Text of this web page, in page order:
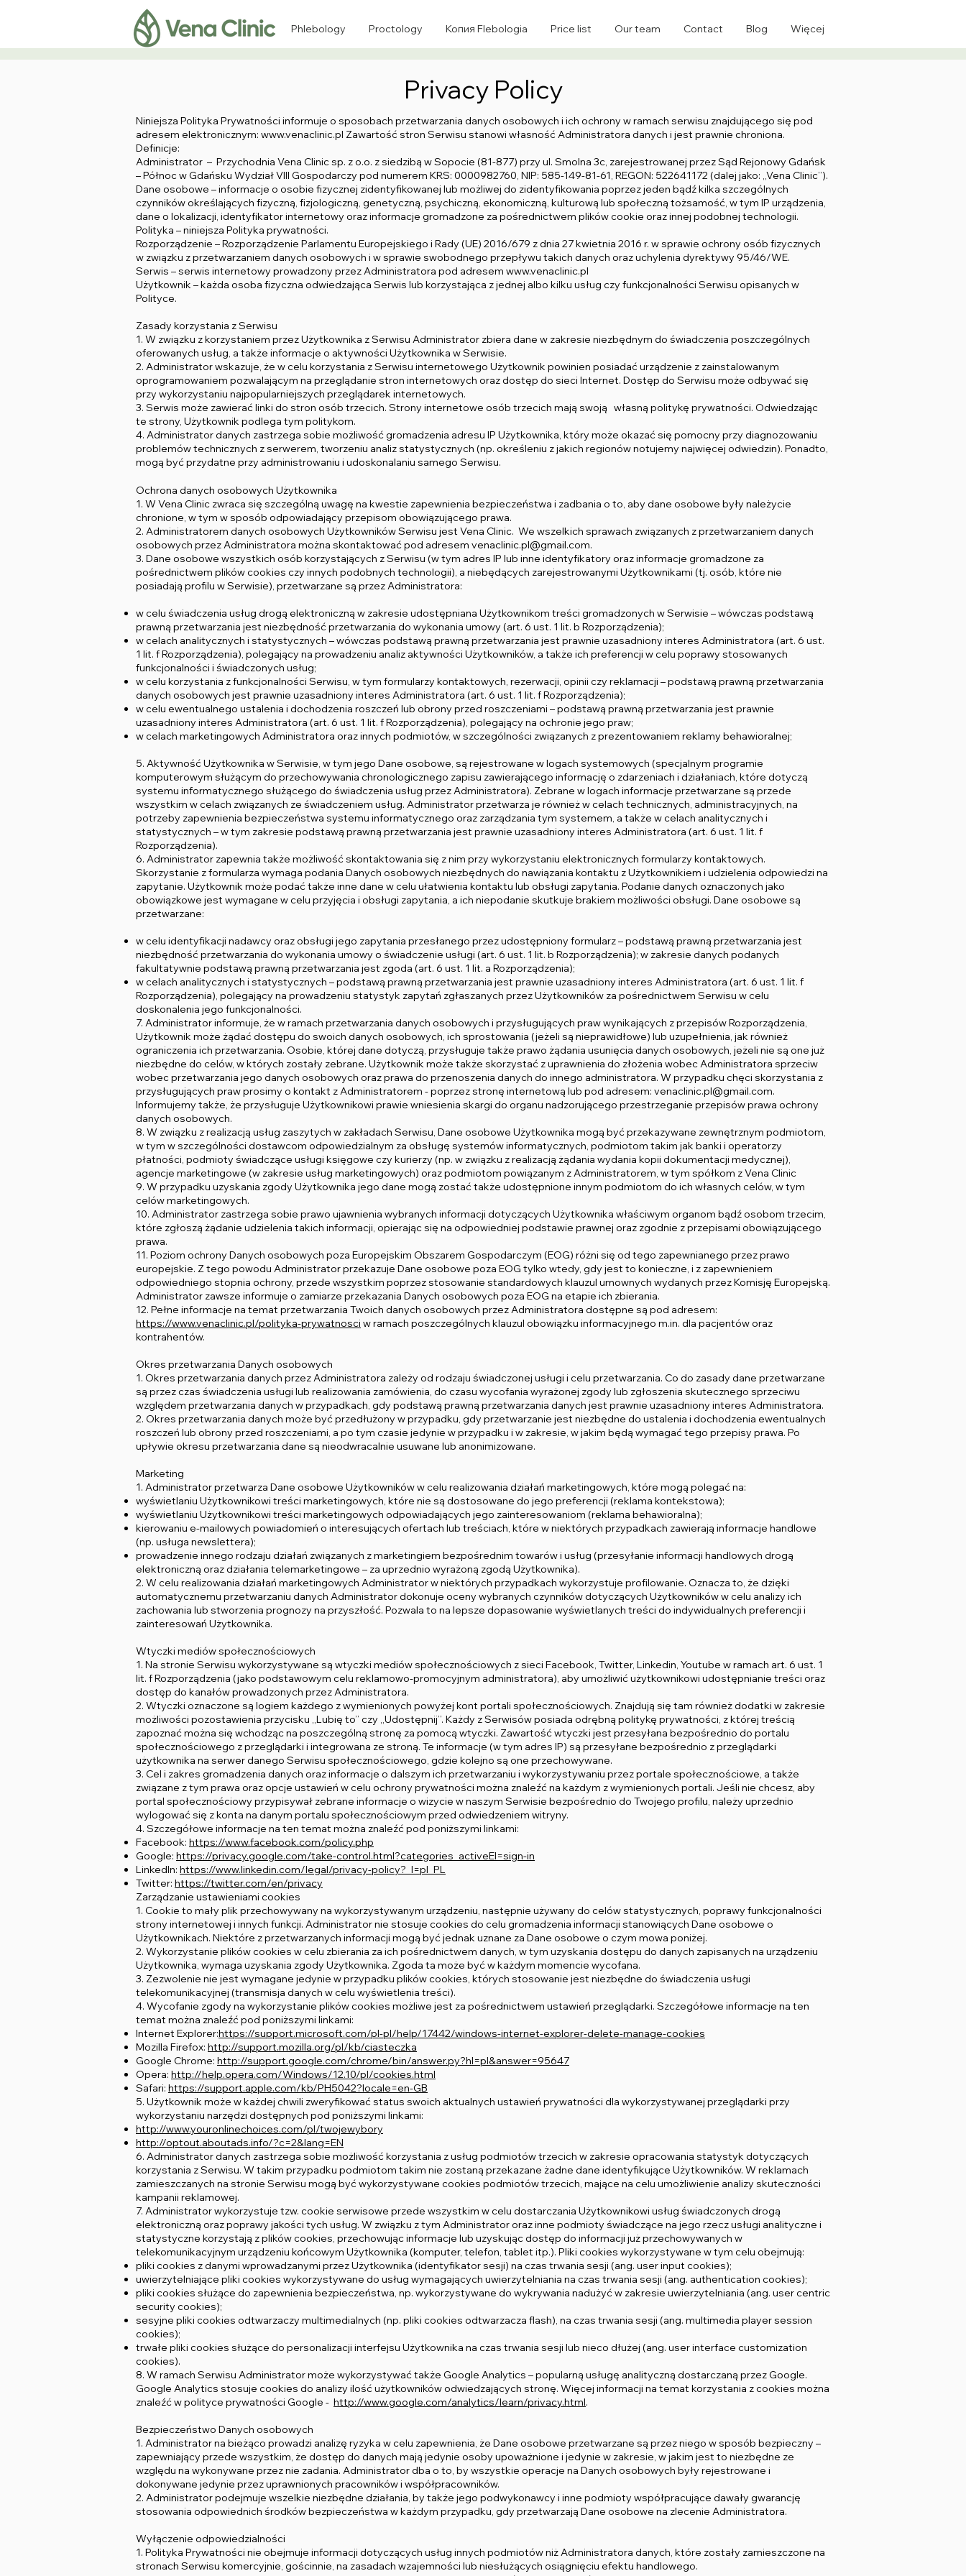
Phlebology Proctology Копия Flebologia Price list Our team Contact Blog Więcej
Privacy Policy
Niniejsza Polityka Prywatności informuje o sposobach przetwarzania danych osobowych i ich ochrony w ramach serwisu znajdującego się pod
adresem elektronicznym: www.venaclinic.pl Zawartość stron Serwisu stanowi własność Administratora danych i jest prawnie chroniona.
Definicje:
Administrator – Przychodnia Vena Clinic sp. z o.o. z siedzibą w Sopocie (81-877) przy ul. Smolna 3c, zarejestrowanej przez Sąd Rejonowy Gdańsk
– Północ w Gdańsku Wydział VIII Gospodarczy pod numerem KRS: 0000982760, NIP: 585-149-81-61, REGON: 522641172 (dalej jako: ,,Vena Clinic’’).
Dane osobowe – informacje o osobie fizycznej zidentyfikowanej lub możliwej do zidentyfikowania poprzez jeden bądź kilka szczególnych
czynników określających fizyczną, fizjologiczną, genetyczną, psychiczną, ekonomiczną, kulturową lub społeczną tożsamość, w tym IP urządzenia,
dane o lokalizacji, identyfikator internetowy oraz informacje gromadzone za pośrednictwem plików cookie oraz innej podobnej technologii.
Polityka – niniejsza Polityka prywatności.
Rozporządzenie – Rozporządzenie Parlamentu Europejskiego i Rady (UE) 2016/679 z dnia 27 kwietnia 2016 r. w sprawie ochrony osób fizycznych
w związku z przetwarzaniem danych osobowych i w sprawie swobodnego przepływu takich danych oraz uchylenia dyrektywy 95/46/WE.
Serwis – serwis internetowy prowadzony przez Administratora pod adresem www.venaclinic.pl
Użytkownik – każda osoba fizyczna odwiedzająca Serwis lub korzystająca z jednej albo kilku usług czy funkcjonalności Serwisu opisanych w
Polityce.
Zasady korzystania z Serwisu
1. W związku z korzystaniem przez Użytkownika z Serwisu Administrator zbiera dane w zakresie niezbędnym do świadczenia poszczególnych
oferowanych usług, a także informacje o aktywności Użytkownika w Serwisie.
2. Administrator wskazuje, że w celu korzystania z Serwisu internetowego Użytkownik powinien posiadać urządzenie z zainstalowanym
oprogramowaniem pozwalającym na przeglądanie stron internetowych oraz dostęp do sieci Internet. Dostęp do Serwisu może odbywać się
przy wykorzystaniu najpopularniejszych przeglądarek internetowych.
3. Serwis może zawierać linki do stron osób trzecich. Strony internetowe osób trzecich mają swoją własną politykę prywatności. Odwiedzając
te strony, Użytkownik podlega tym politykom.
4. Administrator danych zastrzega sobie możliwość gromadzenia adresu IP Użytkownika, który może okazać się pomocny przy diagnozowaniu
problemów technicznych z serwerem, tworzeniu analiz statystycznych (np. określeniu z jakich regionów notujemy najwięcej odwiedzin). Ponadto,
mogą być przydatne przy administrowaniu i udoskonalaniu samego Serwisu.
Ochrona danych osobowych Użytkownika
1. W Vena Clinic zwraca się szczególną uwagę na kwestie zapewnienia bezpieczeństwa i zadbania o to, aby dane osobowe były należycie
chronione, w tym w sposób odpowiadający przepisom obowiązującego prawa.
2. Administratorem danych osobowych Użytkowników Serwisu jest Vena Clinic. We wszelkich sprawach związanych z przetwarzaniem danych
osobowych przez Administratora można skontaktować pod adresem venaclinic.pl@gmail.com.
3. Dane osobowe wszystkich osób korzystających z Serwisu (w tym adres IP lub inne identyfikatory oraz informacje gromadzone za
pośrednictwem plików cookies czy innych podobnych technologii), a niebędących zarejestrowanymi Użytkownikami (tj. osób, które nie
posiadają profilu w Serwisie), przetwarzane są przez Administratora:
w celu świadczenia usług drogą elektroniczną w zakresie udostępniana Użytkownikom treści gromadzonych w Serwisie – wówczas podstawą
prawną przetwarzania jest niezbędność przetwarzania do wykonania umowy (art. 6 ust. 1 lit. b Rozporządzenia);
w celach analitycznych i statystycznych – wówczas podstawą prawną przetwarzania jest prawnie uzasadniony interes Administratora (art. 6 ust.
1 lit. f Rozporządzenia), polegający na prowadzeniu analiz aktywności Użytkowników, a także ich preferencji w celu poprawy stosowanych
funkcjonalności i świadczonych usług;
w celu korzystania z funkcjonalności Serwisu, w tym formularzy kontaktowych, rezerwacji, opinii czy reklamacji – podstawą prawną przetwarzania
danych osobowych jest prawnie uzasadniony interes Administratora (art. 6 ust. 1 lit. f Rozporządzenia);
w celu ewentualnego ustalenia i dochodzenia roszczeń lub obrony przed roszczeniami – podstawą prawną przetwarzania jest prawnie
uzasadniony interes Administratora (art. 6 ust. 1 lit. f Rozporządzenia), polegający na ochronie jego praw;
w celach marketingowych Administratora oraz innych podmiotów, w szczególności związanych z prezentowaniem reklamy behawioralnej;
5. Aktywność Użytkownika w Serwisie, w tym jego Dane osobowe, są rejestrowane w logach systemowych (specjalnym programie
komputerowym służącym do przechowywania chronologicznego zapisu zawierającego informację o zdarzeniach i działaniach, które dotyczą
systemu informatycznego służącego do świadczenia usług przez Administratora). Zebrane w logach informacje przetwarzane są przede
wszystkim w celach związanych ze świadczeniem usług. Administrator przetwarza je również w celach technicznych, administracyjnych, na
potrzeby zapewnienia bezpieczeństwa systemu informatycznego oraz zarządzania tym systemem, a także w celach analitycznych i
statystycznych – w tym zakresie podstawą prawną przetwarzania jest prawnie uzasadniony interes Administratora (art. 6 ust. 1 lit. f
Rozporządzenia).
6. Administrator zapewnia także możliwość skontaktowania się z nim przy wykorzystaniu elektronicznych formularzy kontaktowych.
Skorzystanie z formularza wymaga podania Danych osobowych niezbędnych do nawiązania kontaktu z Użytkownikiem i udzielenia odpowiedzi na
zapytanie. Użytkownik może podać także inne dane w celu ułatwienia kontaktu lub obsługi zapytania. Podanie danych oznaczonych jako
obowiązkowe jest wymagane w celu przyjęcia i obsługi zapytania, a ich niepodanie skutkuje brakiem możliwości obsługi. Dane osobowe są
przetwarzane:
w celu identyfikacji nadawcy oraz obsługi jego zapytania przesłanego przez udostępniony formularz – podstawą prawną przetwarzania jest
niezbędność przetwarzania do wykonania umowy o świadczenie usługi (art. 6 ust. 1 lit. b Rozporządzenia); w zakresie danych podanych
fakultatywnie podstawą prawną przetwarzania jest zgoda (art. 6 ust. 1 lit. a Rozporządzenia);
w celach analitycznych i statystycznych – podstawą prawną przetwarzania jest prawnie uzasadniony interes Administratora (art. 6 ust. 1 lit. f
Rozporządzenia), polegający na prowadzeniu statystyk zapytań zgłaszanych przez Użytkowników za pośrednictwem Serwisu w celu
doskonalenia jego funkcjonalności.
7. Administrator informuje, że w ramach przetwarzania danych osobowych i przysługujących praw wynikających z przepisów Rozporządzenia,
Użytkownik może żądać dostępu do swoich danych osobowych, ich sprostowania (jeżeli są nieprawidłowe) lub uzupełnienia, jak również
ograniczenia ich przetwarzania. Osobie, której dane dotyczą, przysługuje także prawo żądania usunięcia danych osobowych, jeżeli nie są one już
niezbędne do celów, w których zostały zebrane. Użytkownik może także skorzystać z uprawnienia do złożenia wobec Administratora sprzeciw
wobec przetwarzania jego danych osobowych oraz prawa do przenoszenia danych do innego administratora. W przypadku chęci skorzystania z
przysługujących praw prosimy o kontakt z Administratorem - poprzez stronę internetową lub pod adresem: venaclinic.pl@gmail.com.
Informujemy także, że przysługuje Użytkownikowi prawie wniesienia skargi do organu nadzorującego przestrzeganie przepisów prawa ochrony
danych osobowych.
8. W związku z realizacją usług zaszytych w zakładach Serwisu, Dane osobowe Użytkownika mogą być przekazywane zewnętrznym podmiotom,
w tym w szczególności dostawcom odpowiedzialnym za obsługę systemów informatycznych, podmiotom takim jak banki i operatorzy
płatności, podmioty świadczące usługi księgowe czy kurierzy (np. w związku z realizacją żądania wydania kopii dokumentacji medycznej),
agencje marketingowe (w zakresie usług marketingowych) oraz podmiotom powiązanym z Administratorem, w tym spółkom z Vena Clinic
9. W przypadku uzyskania zgody Użytkownika jego dane mogą zostać także udostępnione innym podmiotom do ich własnych celów, w tym
celów marketingowych.
10. Administrator zastrzega sobie prawo ujawnienia wybranych informacji dotyczących Użytkownika właściwym organom bądź osobom trzecim,
które zgłoszą żądanie udzielenia takich informacji, opierając się na odpowiedniej podstawie prawnej oraz zgodnie z przepisami obowiązującego
prawa.
11. Poziom ochrony Danych osobowych poza Europejskim Obszarem Gospodarczym (EOG) różni się od tego zapewnianego przez prawo
europejskie. Z tego powodu Administrator przekazuje Dane osobowe poza EOG tylko wtedy, gdy jest to konieczne, i z zapewnieniem
odpowiedniego stopnia ochrony, przede wszystkim poprzez stosowanie standardowych klauzul umownych wydanych przez Komisję Europejską.
Administrator zawsze informuje o zamiarze przekazania Danych osobowych poza EOG na etapie ich zbierania.
12. Pełne informacje na temat przetwarzania Twoich danych osobowych przez Administratora dostępne są pod adresem:
https://www.venaclinic.pl/polityka-prywatnosci w ramach poszczególnych klauzul obowiązku informacyjnego m.in. dla pacjentów oraz
kontrahentów.
Okres przetwarzania Danych osobowych
1. Okres przetwarzania danych przez Administratora zależy od rodzaju świadczonej usługi i celu przetwarzania. Co do zasady dane przetwarzane
są przez czas świadczenia usługi lub realizowania zamówienia, do czasu wycofania wyrażonej zgody lub zgłoszenia skutecznego sprzeciwu
względem przetwarzania danych w przypadkach, gdy podstawą prawną przetwarzania danych jest prawnie uzasadniony interes Administratora.
2. Okres przetwarzania danych może być przedłużony w przypadku, gdy przetwarzanie jest niezbędne do ustalenia i dochodzenia ewentualnych
roszczeń lub obrony przed roszczeniami, a po tym czasie jedynie w przypadku i w zakresie, w jakim będą wymagać tego przepisy prawa. Po
upływie okresu przetwarzania dane są nieodwracalnie usuwane lub anonimizowane.
Marketing
1. Administrator przetwarza Dane osobowe Użytkowników w celu realizowania działań marketingowych, które mogą polegać na:
wyświetlaniu Użytkownikowi treści marketingowych, które nie są dostosowane do jego preferencji (reklama kontekstowa);
wyświetlaniu Użytkownikowi treści marketingowych odpowiadających jego zainteresowaniom (reklama behawioralna);
kierowaniu e-mailowych powiadomień o interesujących ofertach lub treściach, które w niektórych przypadkach zawierają informacje handlowe
(np. usługa newslettera);
prowadzenie innego rodzaju działań związanych z marketingiem bezpośrednim towarów i usług (przesyłanie informacji handlowych drogą
elektroniczną oraz działania telemarketingowe – za uprzednio wyrażoną zgodą Użytkownika).
2. W celu realizowania działań marketingowych Administrator w niektórych przypadkach wykorzystuje profilowanie. Oznacza to, że dzięki
automatycznemu przetwarzaniu danych Administrator dokonuje oceny wybranych czynników dotyczących Użytkowników w celu analizy ich
zachowania lub stworzenia prognozy na przyszłość. Pozwala to na lepsze dopasowanie wyświetlanych treści do indywidualnych preferencji i
zainteresowań Użytkownika.
Wtyczki mediów społecznościowych
1. Na stronie Serwisu wykorzystywane są wtyczki mediów społecznościowych z sieci Facebook, Twitter, Linkedin, Youtube w ramach art. 6 ust. 1
lit. f Rozporządzenia (jako podstawowym celu reklamowo-promocyjnym administratora), aby umożliwić użytkownikowi udostępnianie treści oraz
dostęp do kanałów prowadzonych przez Administratora.
2. Wtyczki oznaczone są logiem każdego z wymienionych powyżej kont portali społecznościowych. Znajdują się tam również dodatki w zakresie
możliwości pozostawienia przycisku ,,Lubię to’’ czy ,,Udostępnij’’. Każdy z Serwisów posiada odrębną politykę prywatności, z której treścią
zapoznać można się wchodząc na poszczególną stronę za pomocą wtyczki. Zawartość wtyczki jest przesyłana bezpośrednio do portalu
społecznościowego z przeglądarki i integrowana ze stroną. Te informacje (w tym adres IP) są przesyłane bezpośrednio z przeglądarki
użytkownika na serwer danego Serwisu społecznościowego, gdzie kolejno są one przechowywane.
3. Cel i zakres gromadzenia danych oraz informacje o dalszym ich przetwarzaniu i wykorzystywaniu przez portale społecznościowe, a także
związane z tym prawa oraz opcje ustawień w celu ochrony prywatności można znaleźć na każdym z wymienionych portali. Jeśli nie chcesz, aby
portal społecznościowy przypisywał zebrane informacje o wizycie w naszym Serwisie bezpośrednio do Twojego profilu, należy uprzednio
wylogować się z konta na danym portalu społecznościowym przed odwiedzeniem witryny.
4. Szczegółowe informacje na ten temat można znaleźć pod poniższymi linkami:
Facebook: https://www.facebook.com/policy.php
Google: https://privacy.google.com/take-control.html?categories_activeEl=sign-in
LinkedIn: https://www.linkedin.com/legal/privacy-policy?_l=pl_PL
Twitter: https://twitter.com/en/privacy
Zarządzanie ustawieniami cookies
1. Cookie to mały plik przechowywany na wykorzystywanym urządzeniu, następnie używany do celów statystycznych, poprawy funkcjonalności
strony internetowej i innych funkcji. Administrator nie stosuje cookies do celu gromadzenia informacji stanowiących Dane osobowe o
Użytkownikach. Niektóre z przetwarzanych informacji mogą być jednak uznane za Dane osobowe o czym mowa poniżej.
2. Wykorzystanie plików cookies w celu zbierania za ich pośrednictwem danych, w tym uzyskania dostępu do danych zapisanych na urządzeniu
Użytkownika, wymaga uzyskania zgody Użytkownika. Zgoda ta może być w każdym momencie wycofana.
3. Zezwolenie nie jest wymagane jedynie w przypadku plików cookies, których stosowanie jest niezbędne do świadczenia usługi
telekomunikacyjnej (transmisja danych w celu wyświetlenia treści).
4. Wycofanie zgody na wykorzystanie plików cookies możliwe jest za pośrednictwem ustawień przeglądarki. Szczegółowe informacje na ten
temat można znaleźć pod poniższymi linkami:
Internet Explorer:https://support.microsoft.com/pl-pl/help/17442/windows-internet-explorer-delete-manage-cookies
Mozilla Firefox: http://support.mozilla.org/pl/kb/ciasteczka
Google Chrome: http://support.google.com/chrome/bin/answer.py?hl=pl&answer=95647
Opera: http://help.opera.com/Windows/12.10/pl/cookies.html
Safari: https://support.apple.com/kb/PH5042?locale=en-GB
5. Użytkownik może w każdej chwili zweryfikować status swoich aktualnych ustawień prywatności dla wykorzystywanej przeglądarki przy
wykorzystaniu narzędzi dostępnych pod poniższymi linkami:
http://www.youronlinechoices.com/pl/twojewybory
http://optout.aboutads.info/?c=2&lang=EN
6. Administrator danych zastrzega sobie możliwość korzystania z usług podmiotów trzecich w zakresie opracowania statystyk dotyczących
korzystania z Serwisu. W takim przypadku podmiotom takim nie zostaną przekazane żadne dane identyfikujące Użytkowników. W reklamach
zamieszczanych na stronie Serwisu mogą być wykorzystywane cookies podmiotów trzecich, mające na celu umożliwienie analizy skuteczności
kampanii reklamowej.
7. Administrator wykorzystuje tzw. cookie serwisowe przede wszystkim w celu dostarczania Użytkownikowi usług świadczonych drogą
elektroniczną oraz poprawy jakości tych usług. W związku z tym Administrator oraz inne podmioty świadczące na jego rzecz usługi analityczne i
statystyczne korzystają z plików cookies, przechowując informacje lub uzyskując dostęp do informacji już przechowywanych w
telekomunikacyjnym urządzeniu końcowym Użytkownika (komputer, telefon, tablet itp.). Pliki cookies wykorzystywane w tym celu obejmują:
pliki cookies z danymi wprowadzanymi przez Użytkownika (identyfikator sesji) na czas trwania sesji (ang. user input cookies);
uwierzytelniające pliki cookies wykorzystywane do usług wymagających uwierzytelniania na czas trwania sesji (ang. authentication cookies);
pliki cookies służące do zapewnienia bezpieczeństwa, np. wykorzystywane do wykrywania nadużyć w zakresie uwierzytelniania (ang. user centric
security cookies);
sesyjne pliki cookies odtwarzaczy multimedialnych (np. pliki cookies odtwarzacza flash), na czas trwania sesji (ang. multimedia player session
cookies);
trwałe pliki cookies służące do personalizacji interfejsu Użytkownika na czas trwania sesji lub nieco dłużej (ang. user interface customization
cookies).
8. W ramach Serwisu Administrator może wykorzystywać także Google Analytics – popularną usługę analityczną dostarczaną przez Google.
Google Analytics stosuje cookies do analizy ilość użytkowników odwiedzających stronę. Więcej informacji na temat korzystania z cookies można
znaleźć w polityce prywatności Google - http://www.google.com/analytics/learn/privacy.html.
Bezpieczeństwo Danych osobowych
1. Administrator na bieżąco prowadzi analizę ryzyka w celu zapewnienia, że Dane osobowe przetwarzane są przez niego w sposób bezpieczny –
zapewniający przede wszystkim, że dostęp do danych mają jedynie osoby upoważnione i jedynie w zakresie, w jakim jest to niezbędne ze
względu na wykonywane przez nie zadania. Administrator dba o to, by wszystkie operacje na Danych osobowych były rejestrowane i
dokonywane jedynie przez uprawnionych pracowników i współpracowników.
2. Administrator podejmuje wszelkie niezbędne działania, by także jego podwykonawcy i inne podmioty współpracujące dawały gwarancję
stosowania odpowiednich środków bezpieczeństwa w każdym przypadku, gdy przetwarzają Dane osobowe na zlecenie Administratora.
Wyłączenie odpowiedzialności
1. Polityka Prywatności nie obejmuje informacji dotyczących usług innych podmiotów niż Administratora danych, które zostały zamieszczone na
stronach Serwisu komercyjnie, gościnnie, na zasadach wzajemności lub niesłużących osiągnięciu efektu handlowego.